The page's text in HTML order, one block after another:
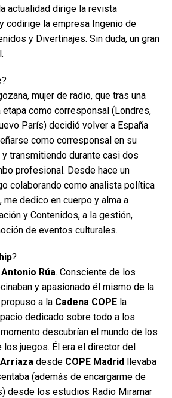
actualidad dirige la revista
codirige la empresa Ingenio de
y Divertinajes. Sin duda, un gran
?
mujer de radio, que tras una
como corresponsal (Londres,
París) decidió volver a España
como corresponsal en su
transmitiendo durante casi dos
profesional. Desde hace un
colaborando como analista política
dedico en cuerpo y alma a
y Contenidos, a la gestión,
de eventos culturales.
?
Antonio Rúa. Consciente de los
y apasionado él mismo de la
a la Cadena COPE la
dedicado sobre todo a los
descubrían el mundo de los
los juegos. Él era el director del
desde COPE Madrid llevaba
(además de encargarme de
desde los estudios Radio Miramar